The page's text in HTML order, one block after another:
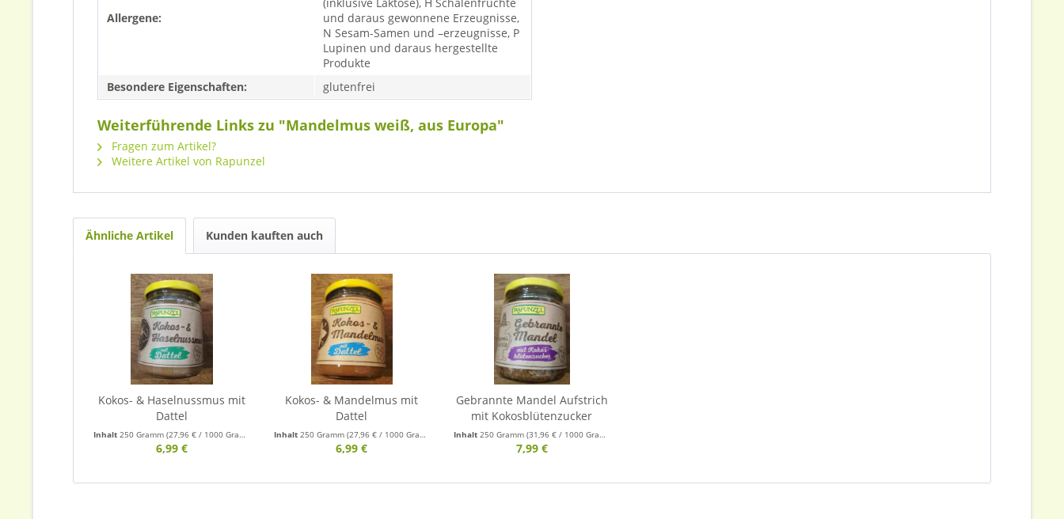
Allergene:
und daraus gewonnene Erzeugnisse,
N Sesam-Samen und –erzeugnisse, P
Lupinen und daraus hergestellte
Produkte
Besondere Eigenschaften:
glutenfrei
Weiterführende Links zu "Mandelmus weiß, aus Europa"
Fragen zum Artikel?
Weitere Artikel von Rapunzel
Ähnliche Artikel Kunden kauften auch
Kokos- & Haselnussmus mit
Dattel
Inhalt 250 Gramm (27,96 € / 1000 Gramm)
6,99 €
Kokos- & Mandelmus mit
Dattel
Inhalt 250 Gramm (27,96 € / 1000 Gramm)
6,99 €
Gebrannte Mandel Aufstrich
mit Kokosblütenzucker
Inhalt250 Gramm(31,96 € / 1000 Gramm)
7,99 €